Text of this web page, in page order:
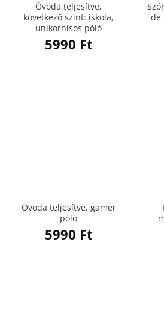
Óvoda teljesítve,
következő szint: iskola,
unikornisos póló
5990 Ft
de
Óvoda teljesítve, gamer
póló
5990 Ft